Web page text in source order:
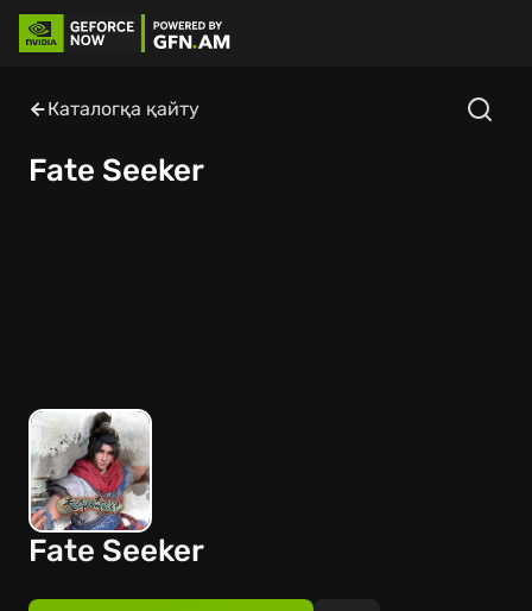
Каталогқа қайту
Fate Seeker
Fate Seeker